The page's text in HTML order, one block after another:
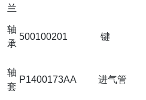
兰
轴
承
500100201 键
轴
套
P1400173AA 进气管